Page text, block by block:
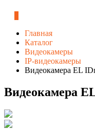
Главная
Каталог
Видеокамеры
IP-видеокамеры
Видеокамера EL
Видеокамера